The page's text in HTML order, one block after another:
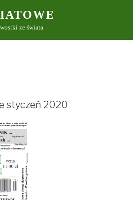
ze świata
styczeń 2020